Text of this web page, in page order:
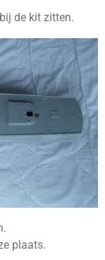
de kit zitten.
plaats.